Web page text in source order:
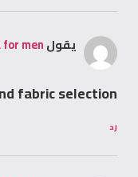
يقولfor men
fabric selection.